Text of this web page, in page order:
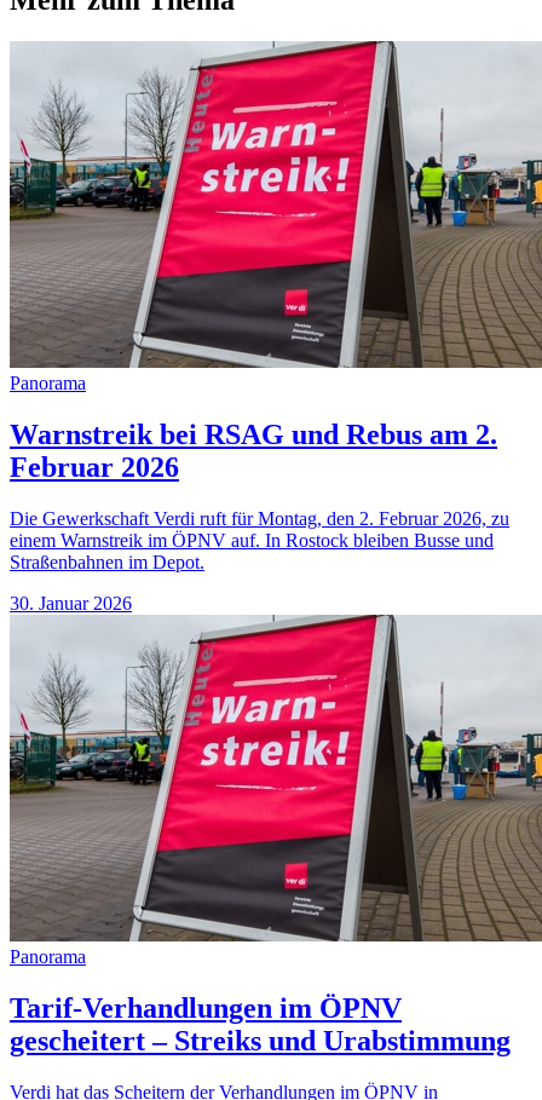
Panorama
Warnstreik bei RSAG und Rebus am 2.
Februar 2026
Die Gewerkschaft Verdi ruft für Montag, den 2. Februar 2026, zu
einem Warnstreik im ÖPNV auf. In Rostock bleiben Busse und
Straßenbahnen im Depot.
30. Januar 2026
Panorama
Tarif-Verhandlungen im ÖPNV
gescheitert – Streiks und Urabstimmung
Verdi hat das Scheitern der Verhandlungen im ÖPNV in